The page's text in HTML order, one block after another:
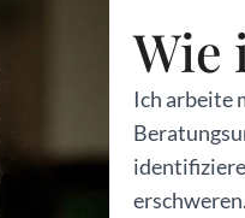
Wie
Ich arbeite